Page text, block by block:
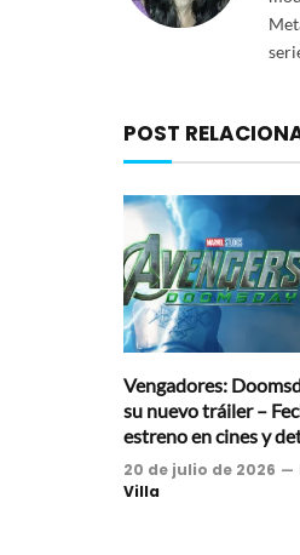
POST
Vengadores:
su nuevo tráiler –
estreno en cines y
20 de julio de 2026
Villa